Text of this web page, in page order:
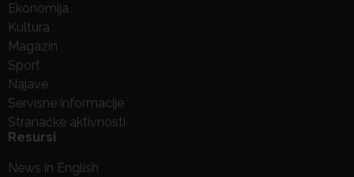
Ekonomija
Kultura
Magazin
Sport
Najave
Servisne informacije
Stranačke aktivnosti
Resursi
News in English